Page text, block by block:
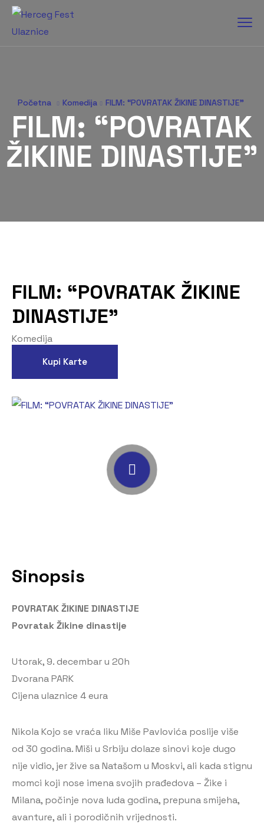
Početna Komedija FILM: “POVRATAK ŽIKINE DINASTIJE”
FILM: “POVRATAK
ŽIKINE DINASTIJE”
FILM: “POVRATAK ŽIKINE
DINASTIJE”
Komedija
Kupi Karte
Sinopsis
POVRATAK ŽIKINE DINASTIJE
Povratak Žikine dinastije
Utorak, 9. decembar u 20h
Dvorana PARK
Cijena ulaznice 4 eura
Nikola Kojo se vraća liku Miše Pavlovića poslije više
od 30 godina. Miši u Srbiju dolaze sinovi koje dugo
nije vidio, jer žive sa Natašom u Moskvi, ali kada stignu
momci koji nose imena svojih prađedova – Žike i
Milana, počinje nova luda godina, prepuna smijeha,
avanture, ali i porodičnih vrijednosti.